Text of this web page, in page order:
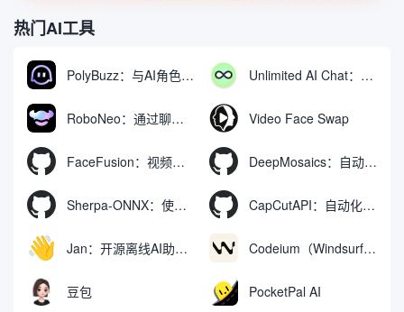
热门AI工具
PolyBuzz：与AI角色互动的免费聊天与角色扮演平台 Unlimited AI Chat：免费无限制的AI聊天工具
RoboNeo：通过聊天生成和编辑视频与图像的AI工具 Video Face Swap
FaceFusion：视频换脸增强工具|语音同步视频嘴型动作 DeepMosaics：自动去除图像和视频中的马赛克，或向其添加马赛克
Sherpa-ONNX：使用ONNXRuntime实现离线语音识别和合成 CapCutAPI：自动化控制CapCut视频剪辑的开源工具
Jan：开源离线AI助手，ChatGPT 替代品，运行本地AI模型或连接云端AI Codeium（Windsurf Editor）：免费的AI代码补全与聊天工具，Windsurf以对话方式编写完整项目代码
豆包 PocketPal AI